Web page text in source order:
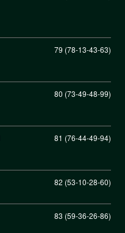
79 (78-13-43-63)
80 (73-49-48-99)
81 (76-44-49-94)
82 (53-10-28-60)
83 (59-36-26-86)